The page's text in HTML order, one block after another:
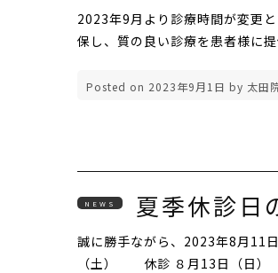
2023年9月より診療時間が変更
保し、質の良い診療を患者様に
Posted on 2023年9月1日 by 太田
NEWS 夏季休診日
誠に勝手ながら、2023年8月
（土） 休診 ８月13日（